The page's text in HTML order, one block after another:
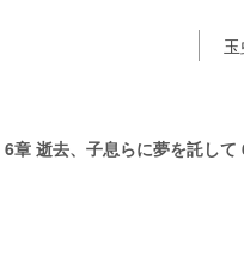
6章 逝去、子息らに夢を託し